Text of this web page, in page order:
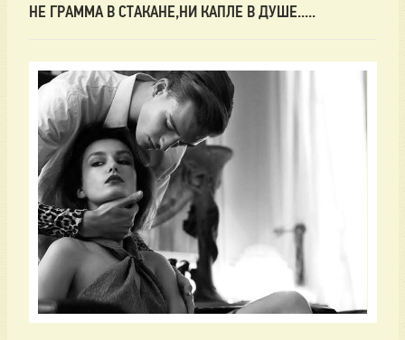
НЕ ГРАММА В СТАКАНЕ,НИ КАПЛЕ В ДУШЕ.....